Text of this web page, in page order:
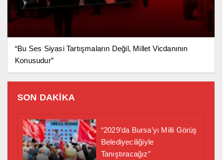
“Bu Ses Siyasi Tartışmaların Değil, Millet Vicdanının
Konusudur”
SON DAKİKA
“2029’da Bursa’yı Milli Görüş
Belediyeciliğiyle
Tanıştıracağız”